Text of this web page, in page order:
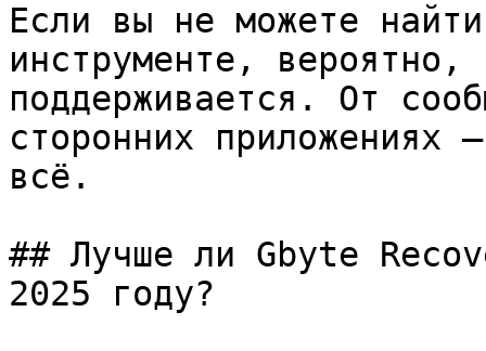
Если вы не можете
инструменте,
поддерживается. От
сторонних приложениях
всё.
## Лучше ли Gbyte
2025 году?